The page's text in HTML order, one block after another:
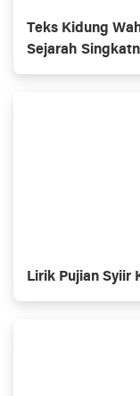
Teks Kidung
Sejarah
Lirik Pujian Syiir